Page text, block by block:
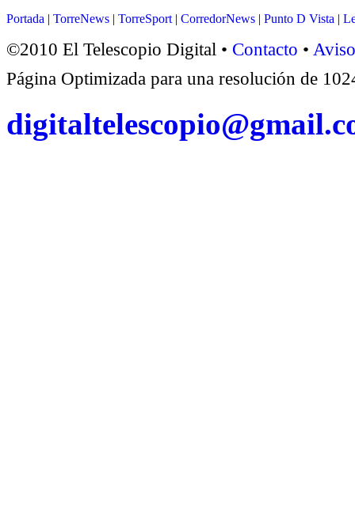
Portada | TorreNews | TorreSport | CorredorNews | Punto D Vista |
©2010 El Telescopio Digital • Contacto •
Página Optimizada para una resolución de